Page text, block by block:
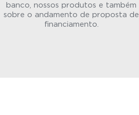
banco, nossos produtos e também
sobre o andamento de proposta de
financiamento.